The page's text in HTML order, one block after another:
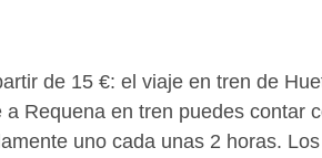
de 15 €: el viaje en tren de
Requena en tren puedes contar
uno cada unas 2 horas.